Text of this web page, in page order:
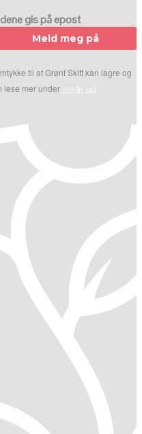
gis på epost
Meld meg på
til at Grønt Skift kan lagre og
lese mer under vilkår og